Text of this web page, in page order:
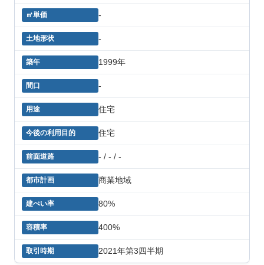
-
-
1999年
-
住宅
住宅
- / - / -
商業地域
80%
400%
2021年第3四半期